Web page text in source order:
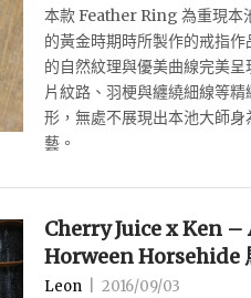
本款 Feather Ring 為重現本
的黃金時期時所製作的戒指
的自然紋理與優美曲線完美
片紋路、羽梗與纏繞細線等
形，無處不展現出本池大師
藝。
Cherry Juice x Ken
Horween Horsehide
Leon 2016/09/03